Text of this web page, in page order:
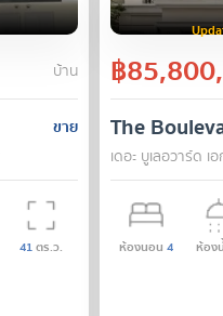
บ้าน
ขาย
41ตร.ว.
฿
The
เดอะ บูเลอวาร์ด
ห้องนอน 4 ห้อง